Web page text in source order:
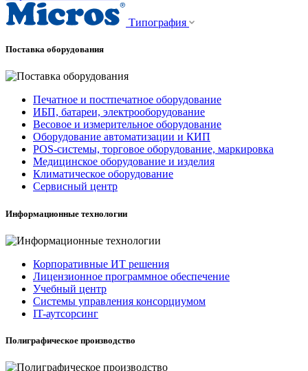
Типография
Поставка оборудования
Печатное и постпечатное оборудование
ИБП, батареи, электрооборудование
Весовое и измерительное оборудование
Оборудование автоматизации и КИП
POS-системы, торговое оборудование, маркировка
Медицинское оборудование и изделия
Климатическое оборудование
Сервисный центр
Информационные технологии
Корпоративные ИТ решения
Лицензионное программное обеспечение
Учебный центр
Системы управления консорциумом
IT-аутсорсинг
Полиграфическое производство